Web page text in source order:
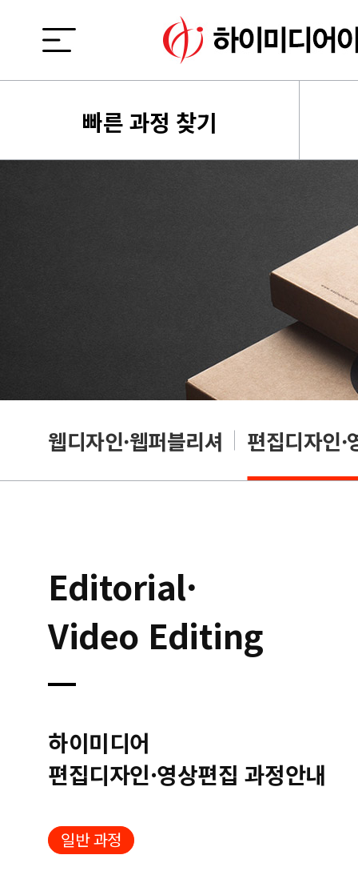
빠른 과정 찾기
웹디자인·웹퍼블리셔 편집디자인·
Editorial·
Video Editing
하이미디어
편집디자인·영상편집 과정안내
일반 과정